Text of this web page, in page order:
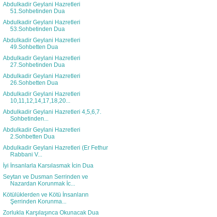
Abdulkadir Geylani Hazretleri
51.Sohbetinden Dua
Abdulkadir Geylani Hazretleri
53.Sohbetinden Dua
Abdulkadir Geylani Hazretleri
49.Sohbetten Dua
Abdulkadir Geylani Hazretleri
27.Sohbetinden Dua
Abdulkadir Geylani Hazretleri
26.Sohbetten Dua
Abdulkadir Geylani Hazretleri
10,11,12,14,17,18,20...
Abdulkadir Geylani Hazretleri 4,5,6,7.
Sohbetinden...
Abdulkadir Geylani Hazretleri
2.Sohbetten Dua
Abdulkadir Geylani Hazretleri (Er Fethur
Rabbani V...
İyi İnsanlarla Karsılasmak İcin Dua
Seytan ve Dusman Serrinden ve
Nazardan Korunmak İc...
Kötülüklerden ve Kötü İnsanların
Şerrinden Korunma...
Zorlukla Karşılaşınca Okunacak Dua